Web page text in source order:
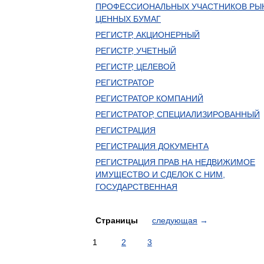
ПРОФЕССИОНАЛЬНЫХ УЧАСТНИКОВ
ЦЕННЫХ БУМАГ
РЕГИСТР, АКЦИОНЕРНЫЙ
РЕГИСТР, УЧЕТНЫЙ
РЕГИСТР, ЦЕЛЕВОЙ
РЕГИСТРАТОР
РЕГИСТРАТОР КОМПАНИЙ
РЕГИСТРАТОР, СПЕЦИАЛИЗИРОВАННЫЙ
РЕГИСТРАЦИЯ
РЕГИСТРАЦИЯ ДОКУМЕНТА
РЕГИСТРАЦИЯ ПРАВ НА НЕДВИЖИМОЕ
ИМУЩЕСТВО И СДЕЛОК С НИМ,
ГОСУДАРСТВЕННАЯ
Страницы следующая →
1 2 3